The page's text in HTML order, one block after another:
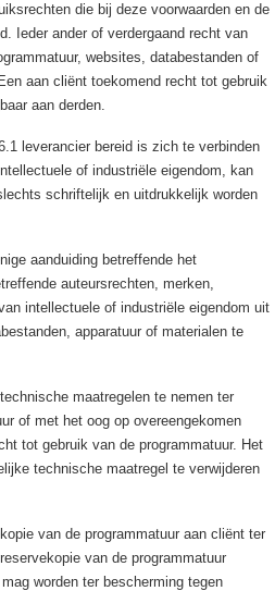
die bij deze voorwaarden en de
Ieder ander of verdergaand recht van
websites, databestanden of
aan cliënt toekomend recht tot gebruik
aan derden.
leverancier bereid is zich te verbinden
of industriële eigendom, kan
schriftelijk en uitdrukkelijk worden
aanduiding betreffende het
auteursrechten, merken,
intellectuele of industriële eigendom uit
apparatuur of materialen te
maatregelen te nemen ter
of met het oog op overeengekomen
tot gebruik van de programmatuur. Het
technische maatregel te verwijderen
van de programmatuur aan cliënt ter
van de programmatuur
worden ter bescherming tegen